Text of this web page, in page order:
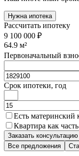
Нужна ипотека
Рассчитать ипотеку
9 100 000 ₽
64.9 м²
Первоначальный
Срок ипотеки, год
Есть материнский
Квартира как
Заказать консультацию
Все предложения